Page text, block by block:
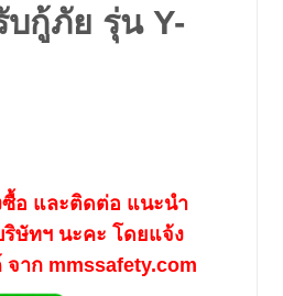
บกู้ภัย รุ่น Y-
ซื้อ และติดต่อ แนะนำ
ษัทฯ นะคะ โดยแจ้ง
าก mmssafety.com